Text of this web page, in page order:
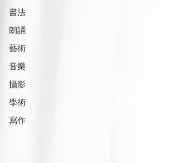
書法
朗誦
藝術
音樂
攝影
學術
寫作